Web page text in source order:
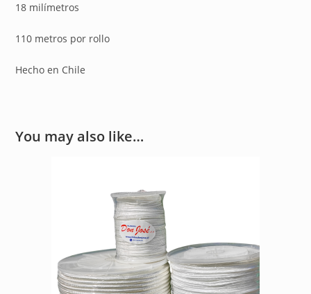
18 milímetros
110 metros por rollo
Hecho en Chile
You may also like…